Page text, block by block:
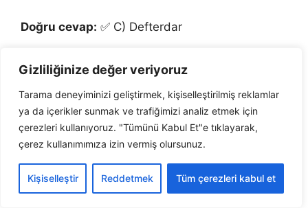
Gizliliğinize değer veriyoruz
Tarama deneyiminizi geliştirmek, kişiselleştirilmiş reklamlar
ya da içerikler sunmak ve trafiğimizi analiz etmek için
çerezleri kullanıyoruz. "Tümünü Kabul Et"e tıklayarak,
çerez kullanımımıza izin vermiş olursunuz.
Kişiselleştir Reddetmek Tüm çerezleri kabul et
Doğru cevap: ✅ C) Defterdar
Sultan ve Osmanlı
Merkez Teşkilatı Testi